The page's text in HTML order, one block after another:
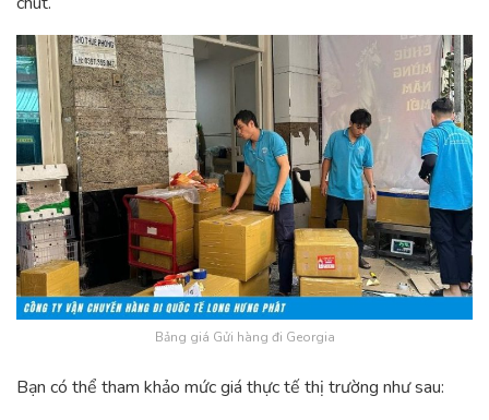
Bảng giá Gửi hàng đi Georgia
Bạn có thể tham khảo mức giá thực tế thị trường như sau: